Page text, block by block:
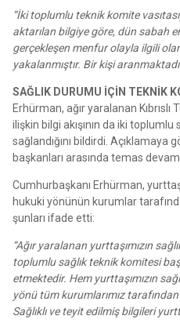
“İki toplumlu teknik komite
aktarılan bilgiye göre, dün sabah
gerçekleşen menfur olayla ilgili
yakalanmıştır. Bir kişi
SAĞLIK DURUMU İÇİN TEKNİK
Erhürman, ağır yaralanan
ilişkin bilgi akışının da iki
sağlandığını bildirdi. Açıklamaya
başkanları arasında temas
Cumhurbaşkanı Erhürman,
hukuki yönünün kurumlar
şunları ifade etti:
“Ağır yaralanan yurttaşımızın
toplumlu sağlık teknik komitesi
etmektedir. Hem yurttaşımızın
yönü tüm kurumlarımız
Sağlıklı ve teyit edilmiş bilgileri